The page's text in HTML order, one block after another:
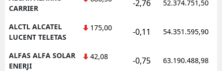
CARRIER
-2,76 52.374.751,50
ALCTL ALCATEL
LUCENT TELETAS
175,00 -0,11 54.351.595,90
ALFAS ALFA SOLAR
ENERJI
42,08 -0,75 63.190.488,98